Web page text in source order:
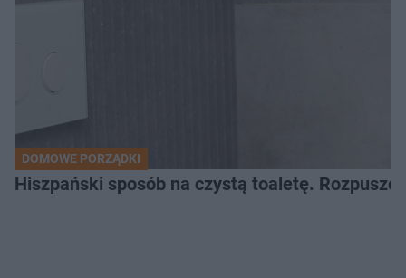
DOMOWE PORZĄDKI
Hiszpański sposób na czystą toaletę.